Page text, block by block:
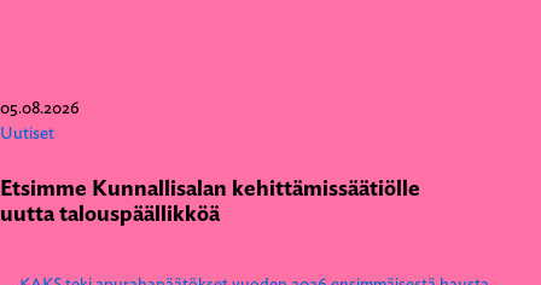
05.08.2026
Uutiset
Etsimme Kunnallisalan kehittämissäätiölle
uutta talouspäällikköä